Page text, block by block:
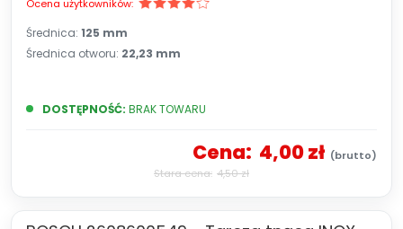
Ocena użytkowników:
Średnica: 125 mm
Średnica otworu: 22,23 mm
DOSTĘPNOŚĆ: BRAK TOWARU
Cena: 4,00 zł
4,50 zł